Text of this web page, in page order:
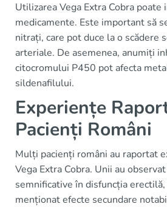
Utilizarea Vega Extra Cobra poate
medicamente. Este important să
nitrați, care pot duce la o scădere
arteriale. De asemenea, anumiți
citocromului P450 pot afecta
sildenafilului.
Experiențe
Pacienți Români
Mulți pacienți români au raportat
Vega Extra Cobra. Unii au
semnificative în disfuncția
menționat efecte secundare